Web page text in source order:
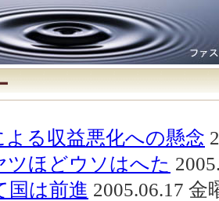
よる収益悪化への懸念
ツほどウソはへた
国は前進 2005.06.17 金